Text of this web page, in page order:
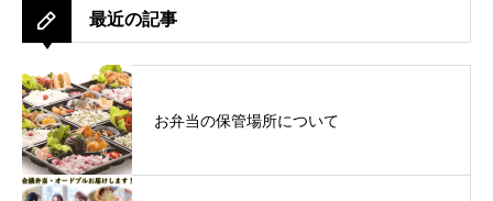
最近の記事
お弁当の保管場所について